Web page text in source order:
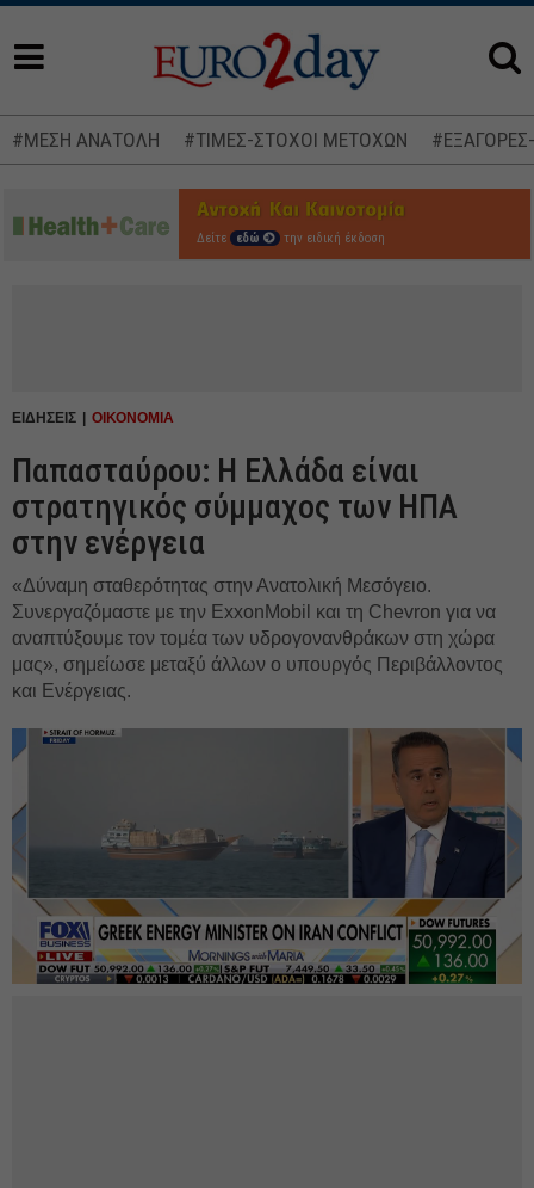
#ΜΕΣΗ ΑΝΑΤΟΛΗ #ΤΙΜΕΣ-ΣΤΟΧΟΙ ΜΕΤΟΧΩΝ
Δείτε εδώ την ειδική έκδοση
ΕΙΔΗΣΕΙΣ ΟΙΚΟΝΟΜΙΑ
Παπασταύρου: Η Ελλάδα είναι
στρατηγικός σύμμαχος των ΗΠΑ
στην ενέργεια
«Δύναμη σταθερότητας στην Ανατολική Μεσόγειο.
Συνεργαζόμαστε με την ExxonMobil και τη Chevron για να
αναπτύξουμε τον τομέα των υδρογονανθράκων στη χώρα
μας», σημείωσε μεταξύ άλλων ο υπουργός Περιβάλλοντος
και Ενέργειας.